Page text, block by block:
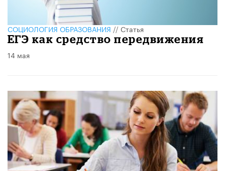
CОЦИОЛОГИЯ ОБРАЗОВАНИЯ//Статья
ЕГЭ как средство передвижения
14 мая